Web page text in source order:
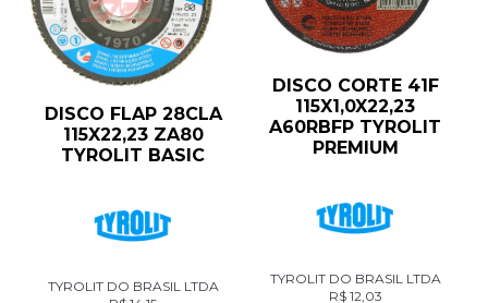
DISCO FLAP 28CLA
115X22,23 ZA80
TYROLIT BASIC
TYROLIT DO BRASIL LTDA
DISCO CORTE 41F
115X1,0X22,23
A60RBFP TYROLIT
PREMIUM
TYROLIT DO BRASIL LTDA
R$12,03